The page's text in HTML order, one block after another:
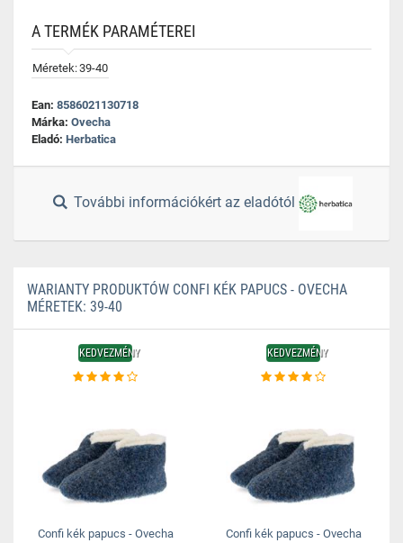
A TERMÉK PARAMÉTEREI
Méretek:39-40
Ean: 8586021130718
Márka: Ovecha
Eladó: Herbatica
További információkért az eladótól
WARIANTY PRODUKTÓW CONFI KÉK PAPUCS - OVECHA
MÉRETEK: 39-40
KEDVEZMÉNY
Confi kék papucs - Ovecha
KEDVEZMÉNY
Confi kék papucs - Ovecha